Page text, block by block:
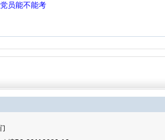
员能不能考